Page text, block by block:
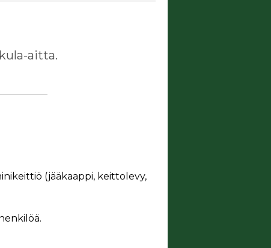
aitta.
(jääkaappi, keittolevy,